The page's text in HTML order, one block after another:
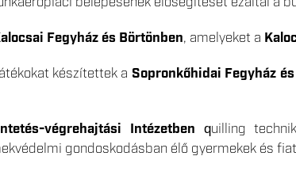
Fegyház és Börtönben, amelyeket a
készítettek a Sopronkőhidai Fegyház
végrehajtási Intézetben quilling
gondoskodásban élő gyermekek és